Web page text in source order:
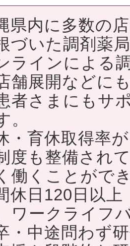
県内に多数の
づいた調剤薬
ラインによる
舗展開などに
者さまにもサ
。
・育休取得率
度も整備され
働くことがで
休日120日以
ワークライフ
・中途問わず